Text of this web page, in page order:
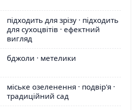
підходить для зрізу · підходить
для сухоцвітів · ефектний
вигляд
бджоли · метелики
міське озеленення · подвір'я ·
традиційний сад